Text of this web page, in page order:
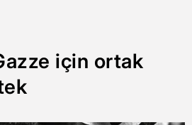
için ortak